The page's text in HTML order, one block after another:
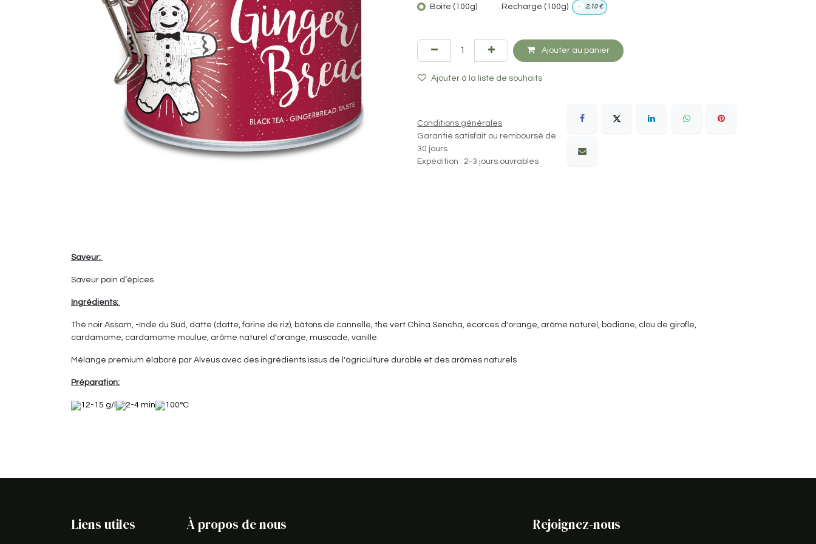
Boite (100g) Recharge (100g) - 2,10€
Ajouter au panier
Ajouter à la liste de souhaits
Conditions générales
Garantie satisfait ou remboursé de
30 jours
Expédition : 2-3 jours ouvrables
Saveur:
Saveur pain d‘épices
Ingrédients:
Thé noir Assam, -Inde du Sud, datte (datte, farine de riz), bâtons de cannelle, thé vert China Sencha, écorces d'orange, arôme naturel, badiane, clou de girofle,
cardamome, cardamome moulue, arôme naturel d'orange, muscade, vanille.
Mélange premium élaboré par Alveus avec des ingrédients issus de l'agriculture durable et des arômes naturels
Préparation:
12-15 g/l 2-4 min 100°C
Liens utiles À propos de nous Rejoignez-nous